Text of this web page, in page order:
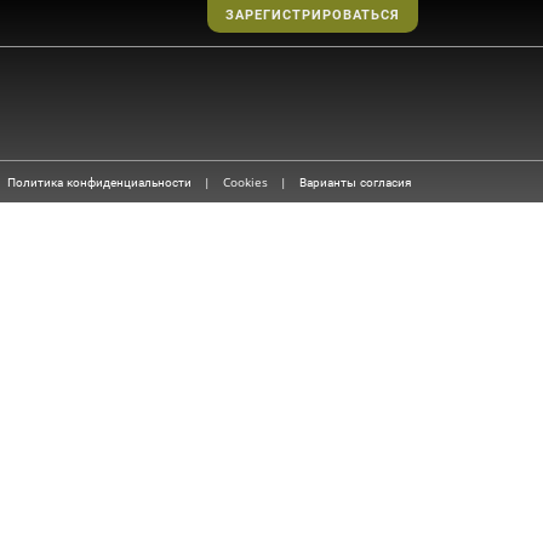
ЗАРЕГИСТРИРОВАТЬСЯ
Политика конфиденциальности | Cookies | Варианты согласия